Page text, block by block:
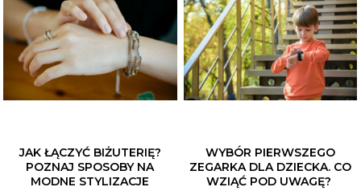
JAK ŁĄCZYĆ BIŻUTERIĘ?
POZNAJ SPOSOBY NA
MODNE STYLIZACJE
WYBÓR PIERWSZEGO
ZEGARKA DLA DZIECKA. CO
WZIĄĆ POD UWAGĘ?